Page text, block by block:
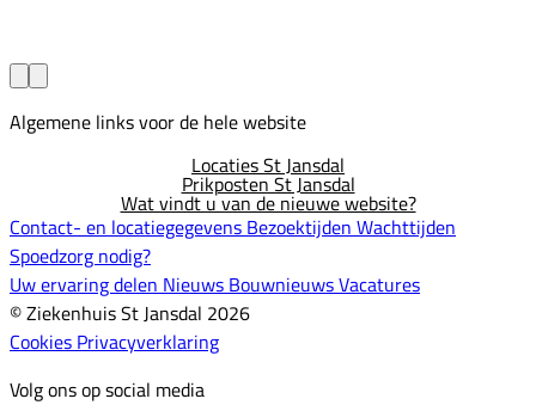
Algemene links voor de hele website
Locaties St Jansdal
Prikposten St Jansdal
Wat vindt u van de nieuwe website?
Contact- en locatiegegevens Bezoektijden Wachttijden
Spoedzorg nodig?
Uw ervaring delen Nieuws BouwnieuwsVacatures
© Ziekenhuis St Jansdal 2026
Cookies Privacyverklaring
Volg ons op social media